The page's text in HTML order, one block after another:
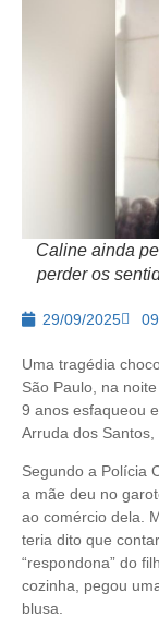
Caline ainda
perder os
29/09/2025
Uma tragédia
São Paulo, na
9 anos esfaqueou
Arruda dos Santos,
Segundo a Polícia
a mãe deu no
ao comércio dela.
teria dito que
“respondona” do
cozinha, pegou
blusa.